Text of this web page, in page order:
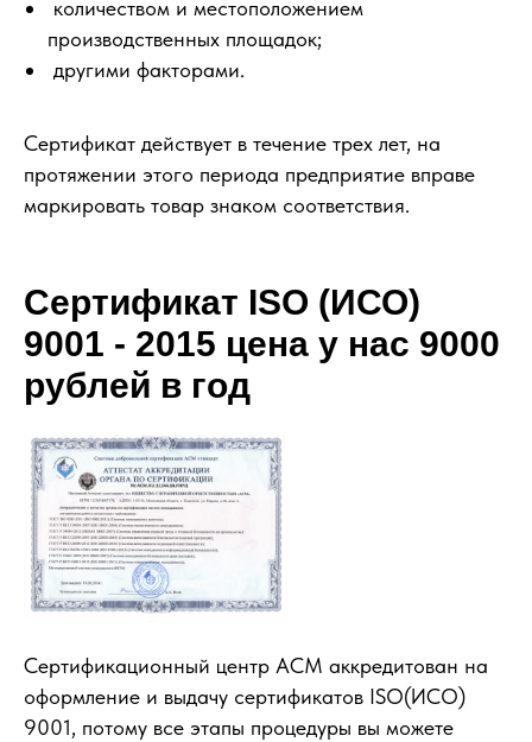
количеством и местоположением
производственных площадок;
другими факторами.
Сертификат действует в течение трех лет, на
протяжении этого периода предприятие вправе
маркировать товар знаком соответствия.
Сертификат ISO (ИСО)
9001 - 2015 цена у нас 9000
рублей в год
Сертификационный центр АСМ аккредитован на
оформление и выдачу сертификатов ISO(ИСО)
9001, потому все этапы процедуры вы можете